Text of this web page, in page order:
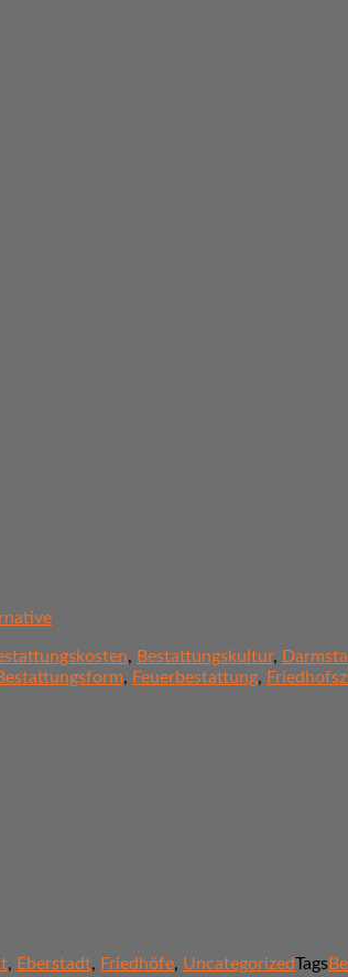
, Bestattungskultur,
, Feuerbestattung,
, Eberstadt, Friedhöfe, UncategorizedTags